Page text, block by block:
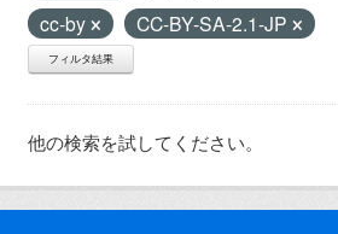
cc-by
CC-BY-SA-2.1-JP
フィルタ結果
他の検索を試してください。